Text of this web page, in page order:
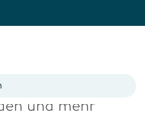
Zuhause mit
und mehr